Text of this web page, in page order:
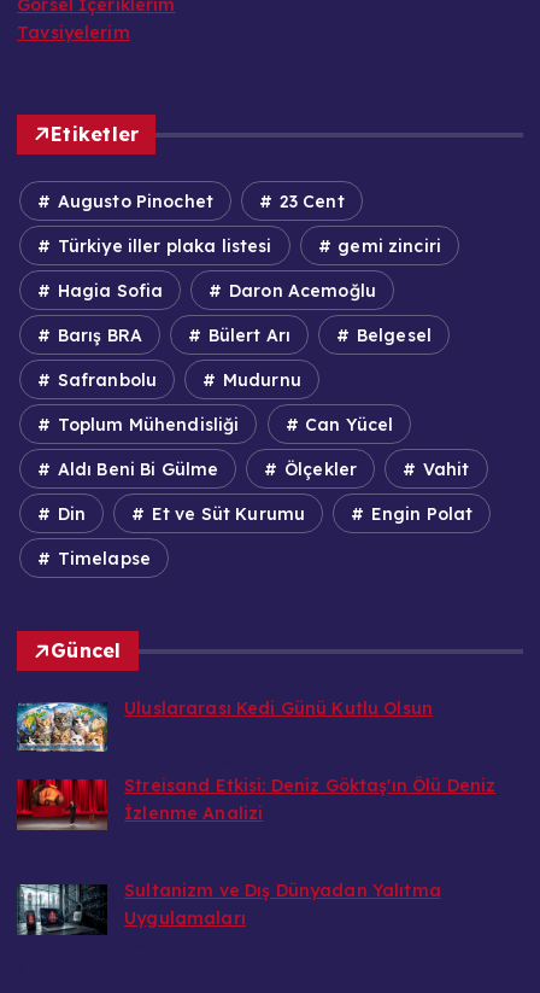
Görsel İçeriklerim
Tavsiyelerim
Etiketler
Augusto Pinochet 23 Cent
Türkiye iller plaka listesi gemi zinciri
Hagia Sofia Daron Acemoğlu
Barış BRA Bülert Arı Belgesel
Safranbolu Mudurnu
Toplum Mühendisliği Can Yücel
Aldı Beni Bi Gülme Ölçekler Vahit
Din Et ve Süt Kurumu Engin Polat
Timelapse
Güncel
Uluslararası Kedi Günü Kutlu Olsun
Streisand Etkisi: Deniz Göktaş'ın Ölü Deniz
İzlenme Analizi
Sultanizm ve Dış Dünyadan Yalıtma
Uygulamaları